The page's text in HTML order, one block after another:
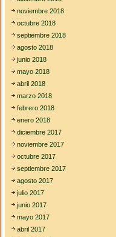
noviembre 2018
octubre 2018
septiembre 2018
agosto 2018
junio 2018
mayo 2018
abril 2018
marzo 2018
febrero 2018
enero 2018
diciembre 2017
noviembre 2017
octubre 2017
septiembre 2017
agosto 2017
julio 2017
junio 2017
mayo 2017
abril 2017